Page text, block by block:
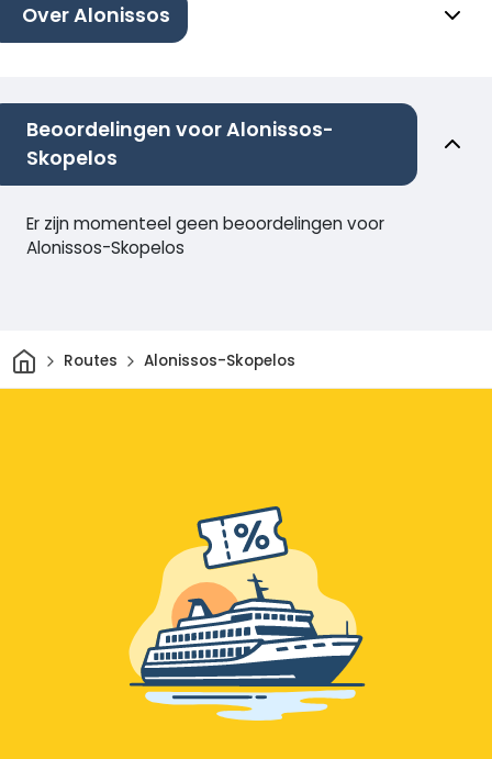
Over Alonissos
Beoordelingen voor Alonissos-
Skopelos
Er zijn momenteel geen beoordelingen voor
Alonissos-Skopelos
ThuisRoutes Alonissos-Skopelos